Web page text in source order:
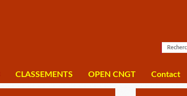
CLASSEMENTS OPEN CNGT Contact